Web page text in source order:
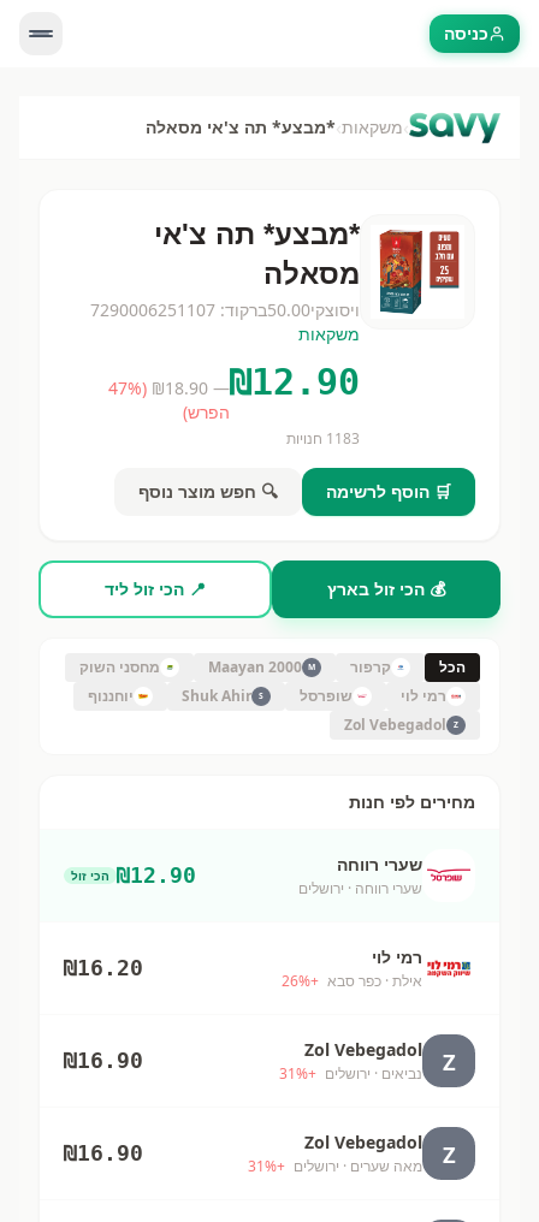
כניסה
›משקאות›*מבצע* תה צ'אי מסאלה
*מבצע* תה צ'אי
מסאלה
ויסוצקי50.00ברקוד: 7290006251107
משקאות
₪12.90
— ₪
18.90
(
47%
הפרש)
1183 חנויות
🛒 הוסף לרשימה 🔍 חפש מוצר נוסף
💰 הכי זול בארץ 📍 הכי זול ליד
הכל קרפור M
Maayan 2000
מחסני השוק
רמי לוי
שופרסל S
Shuk Ahir יוחננוף
Z
Zol Vebegadol
מחירים לפי חנות
שערי רווחה
שערי רווחה · ירושלים
₪12.90 הכי זול
רמי לוי
אילת · כפר סבא +
26%
₪16.20
Z
Zol Vebegadol
נביאים · ירושלים +
31%
₪16.90
Z
Zol Vebegadol
מאה שערים · ירושלים +
31%
₪16.90